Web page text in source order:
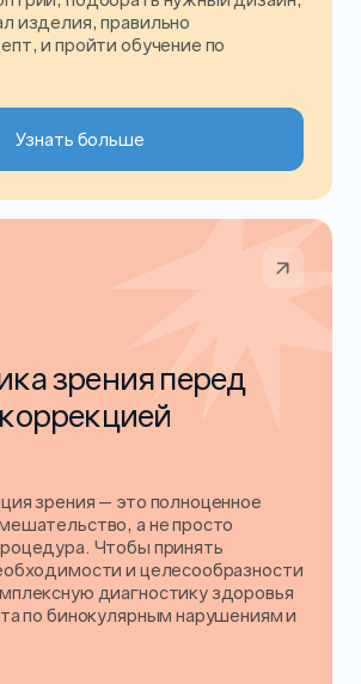
изделия, правильно
и пройти обучение по
Узнать больше
зрения перед
зрения — это полноценное
а не просто
Чтобы принять
и целесообразности
диагностику здоровья
по бинокулярным нарушениям и